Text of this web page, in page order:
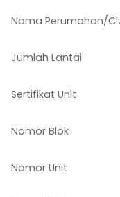
Nama Perumahan/
Jumlah Lantai
Sertifikat Unit
Nomor Blok
Nomor Unit